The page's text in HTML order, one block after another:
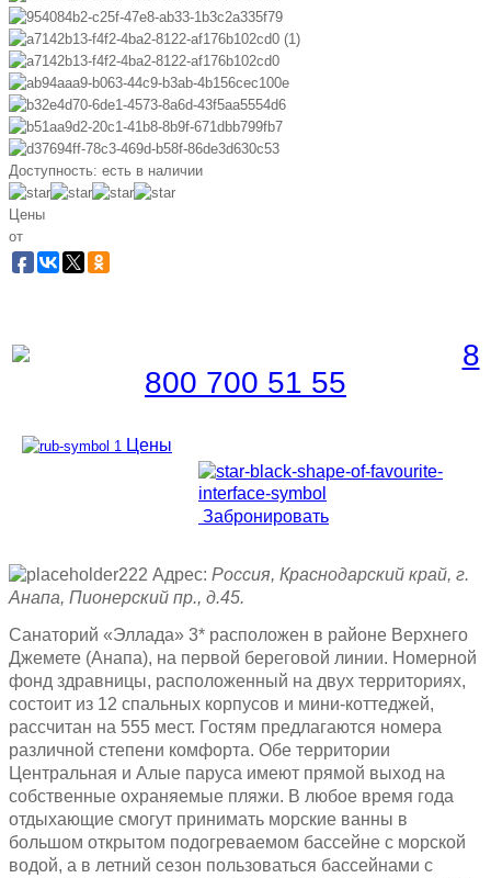
Доступность: есть в наличии
Цены
от
8
800 700 51 55
Цены
Забронировать
Адрес: Россия, Краснодарский край, г.
Анапа, Пионерский пр., д.45.
Санаторий «Эллада» 3* расположен в районе Верхнего
Джемете (Анапа), на первой береговой линии. Номерной
фонд здравницы, расположенный на двух территориях,
состоит из 12 спальных корпусов и мини-коттеджей,
рассчитан на 555 мест. Гостям предлагаются номера
различной степени комфорта. Обе территории
Центральная и Алые паруса имеют прямой выход на
собственные охраняемые пляжи. В любое время года
отдыхающие смогут принимать морские ванны в
большом открытом подогреваемом бассейне с морской
водой, а в летний сезон пользоваться бассейнами с